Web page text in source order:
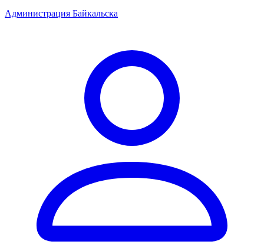
Администрация Байкальска